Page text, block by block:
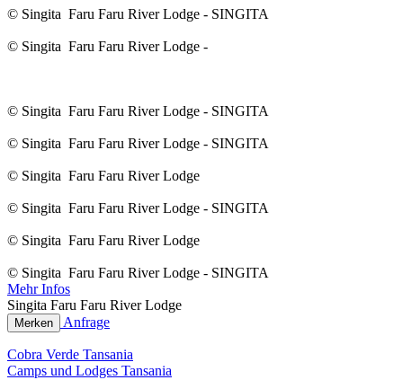
© Singita Faru Faru River Lodge - SINGITA
© Singita Faru Faru River Lodge -
© Singita Faru Faru River Lodge - SINGITA
© Singita Faru Faru River Lodge - SINGITA
© Singita Faru Faru River Lodge
© Singita Faru Faru River Lodge - SINGITA
© Singita Faru Faru River Lodge
© Singita Faru Faru River Lodge - SINGITA
Mehr Infos
Singita Faru Faru River Lodge
Merken Anfrage
Cobra Verde Tansania
Camps und Lodges Tansania